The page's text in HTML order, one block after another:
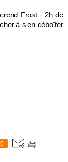
Frost - 2h de
à s'en déboîter
0